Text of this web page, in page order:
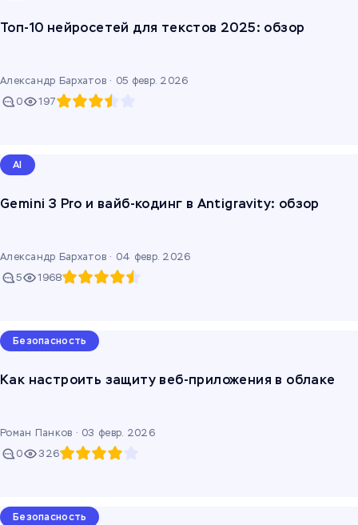
Топ-10 нейросетей для текстов 2025: обзор
Александр Бархатов · 05 февр. 2026
0
197
AI
Gemini 3​ Pro и вайб-кодинг в Antigravity: обзор
Александр Бархатов · 04 февр. 2026
5
1968
Безопасность
Как настроить защиту веб‑приложения в облаке
Роман Панков · 03 февр. 2026
0
326
Безопасность